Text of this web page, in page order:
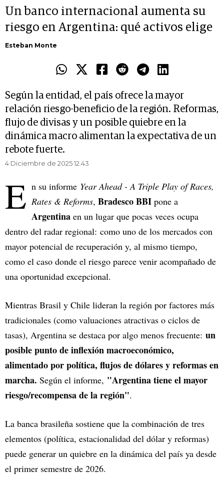
Un banco internacional aumenta su
riesgo en Argentina: qué activos elige
Esteban Monte
Según la entidad, el país ofrece la mayor
relación riesgo-beneficio de la región. Reformas,
flujo de divisas y un posible quiebre en la
dinámica macro alimentan la expectativa de un
rebote fuerte.
4 Diciembre de 2025 12.43
E n su informe Year Ahead - A Triple Play of Races,
Rates & Reforms, Bradesco BBI pone a
Argentina en un lugar que pocas veces ocupa
dentro del radar regional: como uno de los mercados con
mayor potencial de recuperación y, al mismo tiempo,
como el caso donde el riesgo parece venir acompañado de
una oportunidad excepcional.
Mientras Brasil y Chile lideran la región por factores más
tradicionales (como valuaciones atractivas o ciclos de
tasas), Argentina se destaca por algo menos frecuente: un
posible punto de inflexión macroeconómico,
alimentado por política, flujos de dólares y reformas en
marcha. Según el informe, "Argentina tiene el mayor
riesgo/recompensa de la región".
La banca brasileña sostiene que la combinación de tres
elementos (política, estacionalidad del dólar y reformas)
puede generar un quiebre en la dinámica del país ya desde
el primer semestre de 2026.